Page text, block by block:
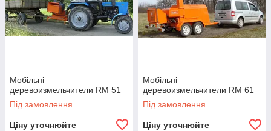
Мобільні
деревоизмельчители RM 51
Під замовлення
Ціну уточнюйте
Мобільні
деревоизмельчители RM 61
Під замовлення
Ціну уточнюйте